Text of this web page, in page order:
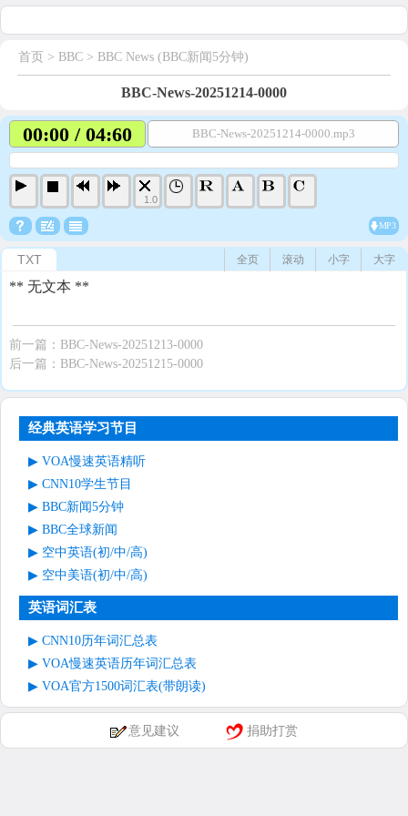
首页 > BBC > BBC News (BBC新闻5分钟)
BBC-News-20251214-0000
00:00 / 04:60 BBC-News-20251214-0000.mp3
1.0
MP3
TXT 大字
小字
滚动
全页
** 无文本 **
前一篇： BBC-News-20251213-0000
后一篇： BBC-News-20251215-0000
经典英语学习节目
VOA慢速英语精听
CNN10学生节目
BBC新闻5分钟
BBC全球新闻
空中英语(初/中/高)
空中美语(初/中/高)
英语词汇表
CNN10历年词汇总表
VOA慢速英语历年词汇总表
VOA官方1500词汇表(带朗读)
意见建议 捐助打赏